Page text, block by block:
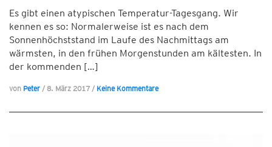
Es gibt einen atypischen Temperatur-Tagesgang. Wir
kennen es so: Normalerweise ist es nach dem
Sonnenhöchststand im Laufe des Nachmittags am
wärmsten, in den frühen Morgenstunden am kältesten. In
der kommenden […]
von Peter / 8. März 2017 / Keine Kommentare